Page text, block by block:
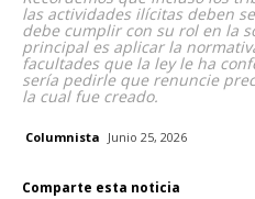
las actividades ilícitas deben
debe cumplir con su rol en la
principal es aplicar la
facultades que la ley le ha
sería pedirle que renuncie
la cual fue creado.
Columnista Junio 25, 2026
Comparte esta noticia